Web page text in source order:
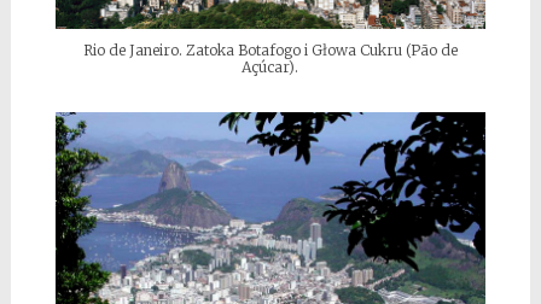
Rio de Janeiro. Zatoka Botafogo i Głowa Cukru (Pão de
Açúcar).